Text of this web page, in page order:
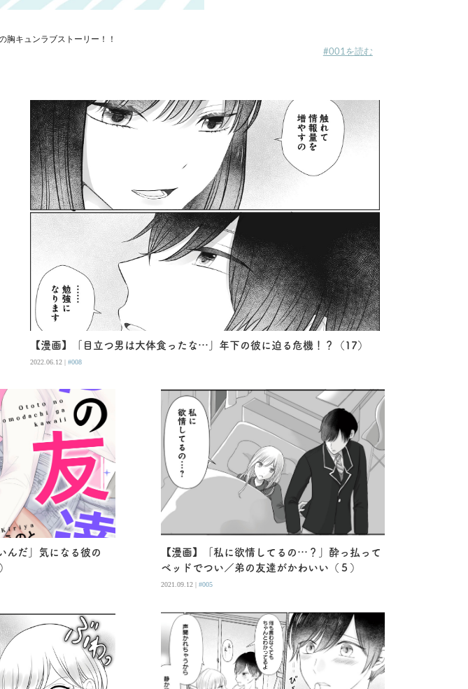
キュンラブストーリー！！
#001を読む
【漫画】「目立つ男は大体食ったな…」年下の彼に迫る危機！？（17）
2022.06.12 |#008
んだ」気になる彼の
【漫画】「私に欲情してるの…？」酔っ払って
ベッドでつい／弟の友達がかわいい（５）
2021.09.12 | #005